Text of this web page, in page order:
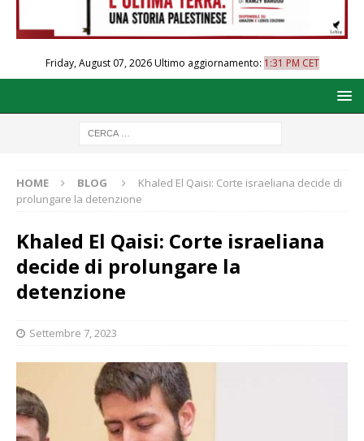
Friday, August 07, 2026Ultimo aggiornamento: 1:31 PM CET
HOME BLOG
Khaled El Qaisi: Corte israeliana decide di
prolungare la detenzione
Khaled El Qaisi: Corte israeliana
decide di prolungare la
detenzione
Settembre 7, 2023